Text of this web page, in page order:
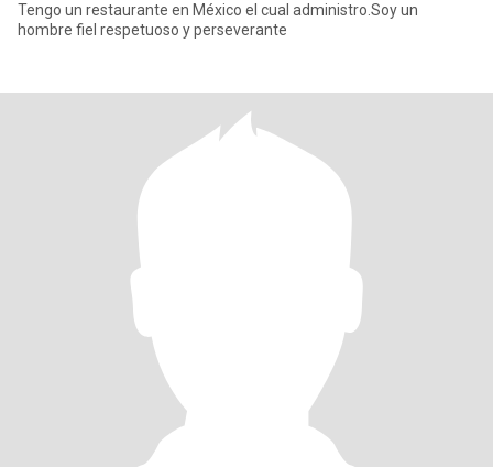
Tengo un restaurante en México el cual administro.Soy un
hombre fiel respetuoso y perseverante